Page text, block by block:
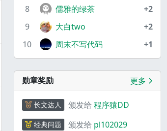
8
儒雅的绿茶
+2
9
大白two
+2
10
周末不写代码 +1
勋章奖励 更多
长文达人 颁发给 程序猿DD
经典问题 颁发给 pl102029